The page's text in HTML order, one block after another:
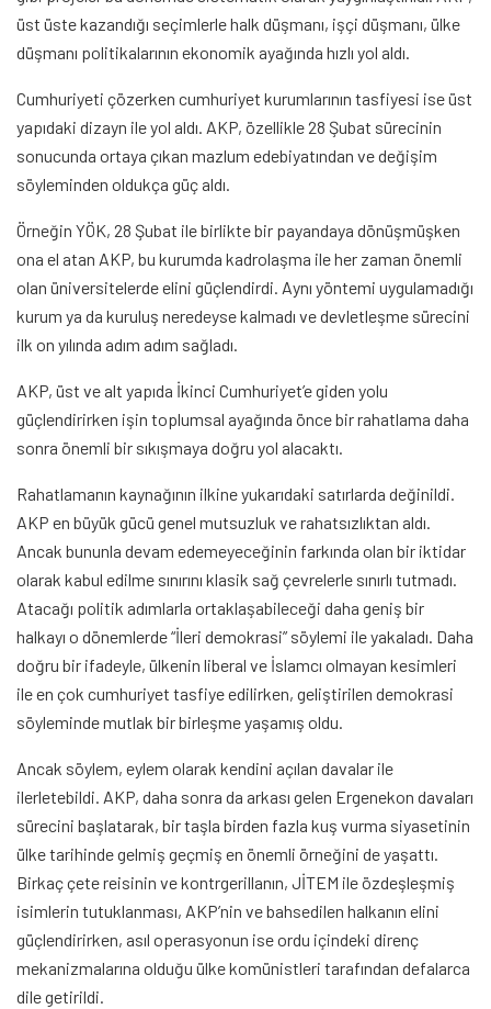
üst üste kazandığı seçimlerle halk düşmanı, işçi düşmanı, ülke
düşmanı politikalarının ekonomik ayağında hızlı yol aldı.
Cumhuriyeti çözerken cumhuriyet kurumlarının tasfiyesi ise üst
yapıdaki dizayn ile yol aldı. AKP, özellikle 28 Şubat sürecinin
sonucunda ortaya çıkan mazlum edebiyatından ve değişim
söyleminden oldukça güç aldı.
Örneğin YÖK, 28 Şubat ile birlikte bir payandaya dönüşmüşken
ona el atan AKP, bu kurumda kadrolaşma ile her zaman önemli
olan üniversitelerde elini güçlendirdi. Aynı yöntemi uygulamadığı
kurum ya da kuruluş neredeyse kalmadı ve devletleşme sürecini
ilk on yılında adım adım sağladı.
AKP, üst ve alt yapıda İkinci Cumhuriyet’e giden yolu
güçlendirirken işin toplumsal ayağında önce bir rahatlama daha
sonra önemli bir sıkışmaya doğru yol alacaktı.
Rahatlamanın kaynağının ilkine yukarıdaki satırlarda değinildi.
AKP en büyük gücü genel mutsuzluk ve rahatsızlıktan aldı.
Ancak bununla devam edemeyeceğinin farkında olan bir iktidar
olarak kabul edilme sınırını klasik sağ çevrelerle sınırlı tutmadı.
Atacağı politik adımlarla ortaklaşabileceği daha geniş bir
halkayı o dönemlerde “İleri demokrasi” söylemi ile yakaladı. Daha
doğru bir ifadeyle, ülkenin liberal ve İslamcı olmayan kesimleri
ile en çok cumhuriyet tasfiye edilirken, geliştirilen demokrasi
söyleminde mutlak bir birleşme yaşamış oldu.
Ancak söylem, eylem olarak kendini açılan davalar ile
ilerletebildi. AKP, daha sonra da arkası gelen Ergenekon davaları
sürecini başlatarak, bir taşla birden fazla kuş vurma siyasetinin
ülke tarihinde gelmiş geçmiş en önemli örneğini de yaşattı.
Birkaç çete reisinin ve kontrgerillanın, JİTEM ile özdeşleşmiş
isimlerin tutuklanması, AKP’nin ve bahsedilen halkanın elini
güçlendirirken, asıl operasyonun ise ordu içindeki direnç
mekanizmalarına olduğu ülke komünistleri tarafından defalarca
dile getirildi.